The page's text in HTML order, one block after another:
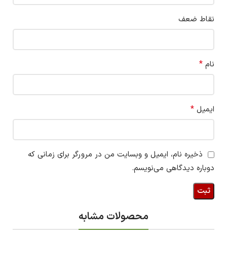
نقاط ضعف
نام *
ایمیل *
ذخیره نام، ایمیل و وبسایت من در مرورگر برای زمانی که
دوباره دیدگاهی می‌نویسم.
محصولات مشابه